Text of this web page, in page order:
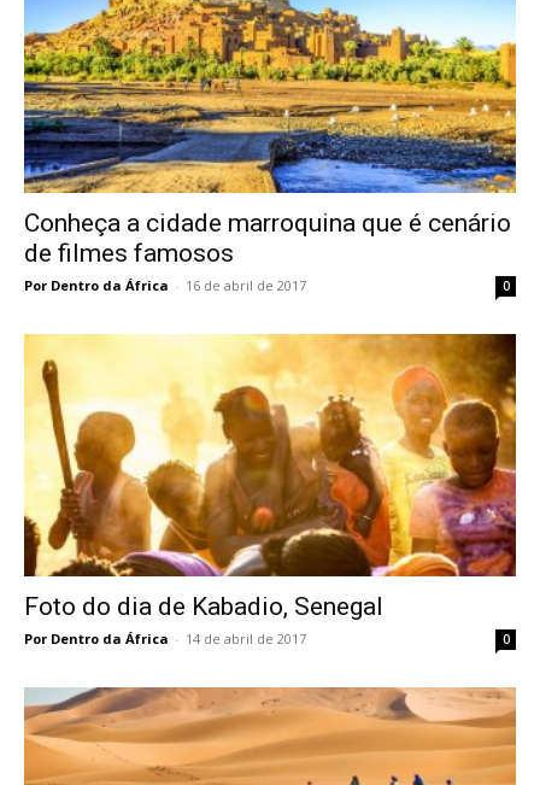
Conheça a cidade marroquina que é cenário
de filmes famosos
Por Dentro da África - 16 de abril de 2017 0
Foto do dia de Kabadio, Senegal
Por Dentro da África - 14 de abril de 2017 0